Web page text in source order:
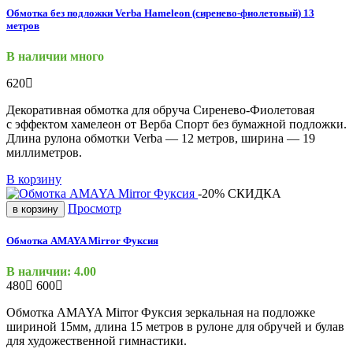
Обмотка без подложки Verba Hameleon (сиренево-фиолетовый) 13
метров
В наличии много
620
Декоративная обмотка для обруча Сиренево-Фиолетовая
с эффектом хамелеон от Верба Спорт без бумажной подложки.
Длина рулона обмотки Verba — 12 метров, ширина — 19
миллиметров.
В корзину
-20% СКИДКА
в корзину Просмотр
Обмотка AMAYA Mirror Фуксия
В наличии: 4.00
480
600
Обмотка AMAYA Mirror Фуксия зеркальная на подложке
шириной 15мм, длина 15 метров в рулоне для обручей и булав
для художественной гимнастики.